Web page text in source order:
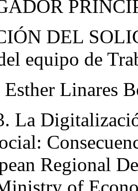
DEL
equipo de
Linares
La
Regional
of